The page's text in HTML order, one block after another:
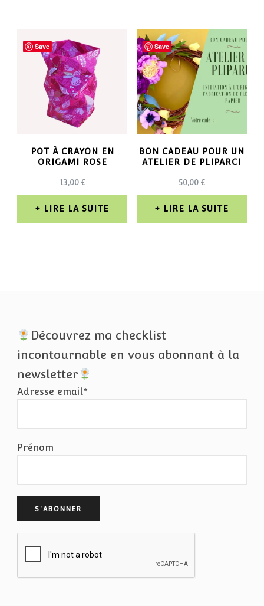
Save
POT À CRAYON EN
ORIGAMI ROSE
13,00 €
LIRE LA SUITE
Save
BON CADEAU POUR UN
ATELIER DE PLIPARCI
50,00€
LIRE LA SUITE
Découvrez ma checklist
incontournable en vous abonnant à la
newsletter
Adresse email*
Prénom